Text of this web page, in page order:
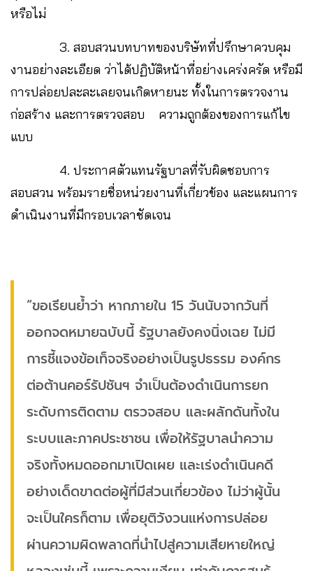
หรือไม่
3. สอบสวนบทบาทของบริษัทที่ปรึกษาควบคุม
งานอย่างละเอียด ว่าได้ปฏิบัติหน้าที่อย่างเคร่งครัด หรือมี
การปล่อยปละละเลยจนเกิดหายนะ ทั้งในการตรวจงาน
ก่อสร้าง และการตรวจสอบ ความถูกต้องของการแก้ไข
แบบ
4. ประกาศตัวแทนรัฐบาลที่รับผิดชอบการ
สอบสวน พร้อมรายชื่อหน่วยงานที่เกี่ยวข้อง และแผนการ
ดำเนินงานที่มีกรอบเวลาชัดเจน
“ขอเรียนย้ำว่า หากภายใน 15 วันนับจากวันที่
ออกจดหมายฉบับนี้ รัฐบาลยังคงนิ่งเฉย ไม่มี
การชี้แจงข้อเท็จจริงอย่างเป็นรูปธรรม องค์กร
ต่อต้านคอร์รัปชันฯ จำเป็นต้องดำเนินการยก
ระดับการติดตาม ตรวจสอบ และผลักดันทั้งใน
ระบบและภาคประชาชน เพื่อให้รัฐบาลนำความ
จริงทั้งหมดออกมาเปิดเผย และเร่งดำเนินคดี
อย่างเด็ดขาดต่อผู้ที่มีส่วนเกี่ยวข้อง ไม่ว่าผู้นั้น
จะเป็นใครก็ตาม เพื่อยุติวังวนแห่งการปล่อย
ผ่านความผิดพลาดที่นำไปสู่ความเสียหายใหญ่